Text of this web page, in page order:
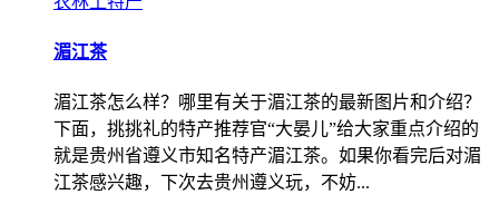
湄江茶
湄江茶怎么样？哪里有关于湄江茶的最新图片和介绍？
下面，挑挑礼的特产推荐官“大晏儿”给大家重点介绍的
就是贵州省遵义市知名特产湄江茶。如果你看完后对湄
江茶感兴趣，下次去贵州遵义玩，不妨...